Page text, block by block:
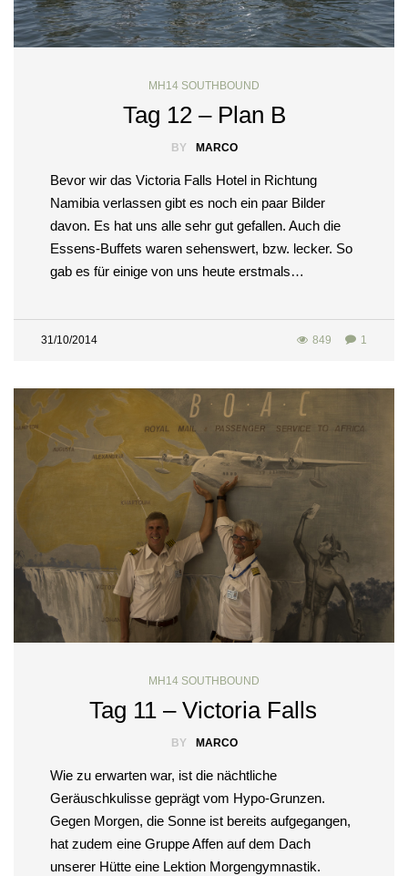
MH14 SOUTHBOUND
Tag 12 – Plan B
BY MARCO
Bevor wir das Victoria Falls Hotel in Richtung
Namibia verlassen gibt es noch ein paar Bilder
davon. Es hat uns alle sehr gut gefallen. Auch die
Essens-Buffets waren sehenswert, bzw. lecker. So
gab es für einige von uns heute erstmals…
31/10/2014 1
849
MH14 SOUTHBOUND
Tag 11 – Victoria Falls
BY MARCO
Wie zu erwarten war, ist die nächtliche
Geräuschkulisse geprägt vom Hypo-Grunzen.
Gegen Morgen, die Sonne ist bereits aufgegangen,
hat zudem eine Gruppe Affen auf dem Dach
unserer Hütte eine Lektion Morgengymnastik.